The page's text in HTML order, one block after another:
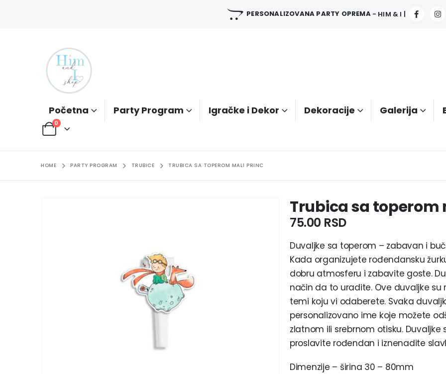
PERSONALIZOVANA PARTY OPREMA - HIM & I |
Početna Party Program Igračke i Dekor Dekoracije Galerija
0
HOME PARTY PROGRAM TRUBICE TRUBICA SA TOPEROM MALI PRINC
Trubica sa toperom
75.00 RSD
Duvaljke sa toperom – zabavan i
Kada organizujete rođendansku
dobru atmosferu i zabavite goste.
način da to uradite. Ove duvaljke
temi koju vi odaberete. Svaka
personalizovano ime koje možete
zlatnom ili srebrnom otisku.
proslavite rođendan i iznenadite
Dimenzije – širina 30 – 80mm